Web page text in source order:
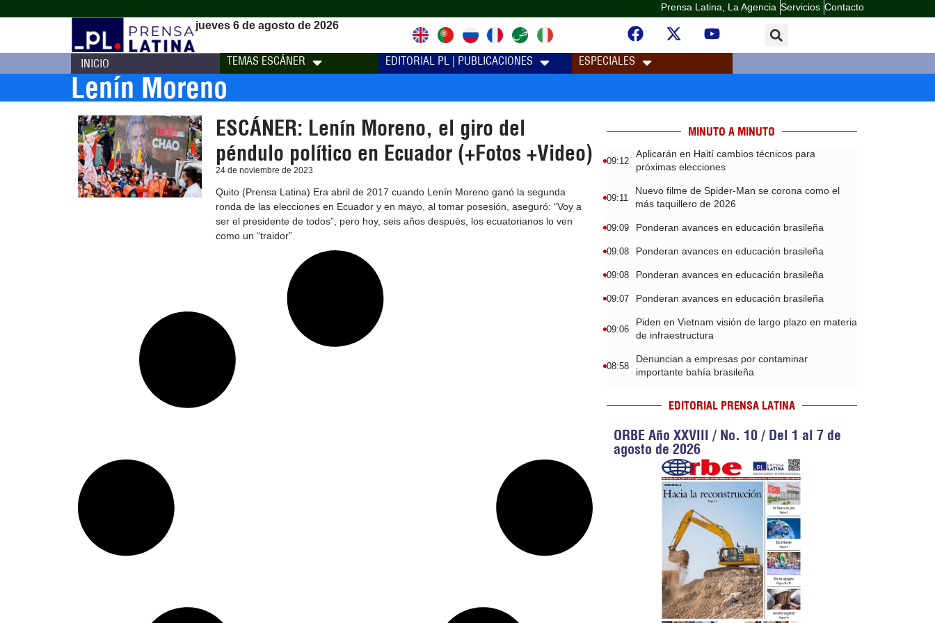
Prensa Latina, La Agencia Servicios Contacto
jueves 6 de agosto de 2026
INICIO TEMAS ESCÁNER EDITORIAL PL | PUBLICACIONES ESPECIALES
Lenín Moreno
ESCÁNER: Lenín Moreno, el giro del
péndulo político en Ecuador (+Fotos +Video)
24 de noviembre de 2023
Quito (Prensa Latina) Era abril de 2017 cuando Lenín Moreno ganó la segunda
ronda de las elecciones en Ecuador y en mayo, al tomar posesión, aseguró: “Voy a
ser el presidente de todos”, pero hoy, seis años después, los ecuatorianos lo ven
como un “traidor”.
MINUTO A MINUTO
09:12
Aplicarán en Haití cambios técnicos para
próximas elecciones
09:11
Nuevo filme de Spider-Man se corona como el
más taquillero de 2026
09:09 Ponderan avances en educación brasileña
09:08 Ponderan avances en educación brasileña
09:08 Ponderan avances en educación brasileña
09:07 Ponderan avances en educación brasileña
09:06
Piden en Vietnam visión de largo plazo en materia
de infraestructura
08:58
Denuncian a empresas por contaminar
importante bahía brasileña
EDITORIAL PRENSA LATINA
ORBE Año XXVIII / No. 10 / Del 1 al 7 de
agosto de 2026